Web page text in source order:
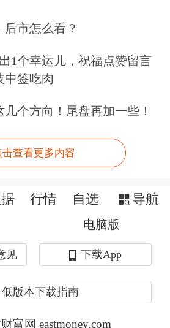
“模板化、跟风化”误
研究价值大打折扣。如
复读机”转向“价值发
意迎合短期市场情绪，
势、基本面变化输出观
也不能刻意追求“特立
依旧应当是研究业务的
券商研究业务要着力打
，比如聚焦区域经济、
市怎么看？
1个幸运儿，祝福点赞留言
中签吃肉
个方向！尾盘再加一些！
击查看更多内容
行情 自选 导航
电脑版
见 下载App
低版本下载指南
富网 eastmoney.com